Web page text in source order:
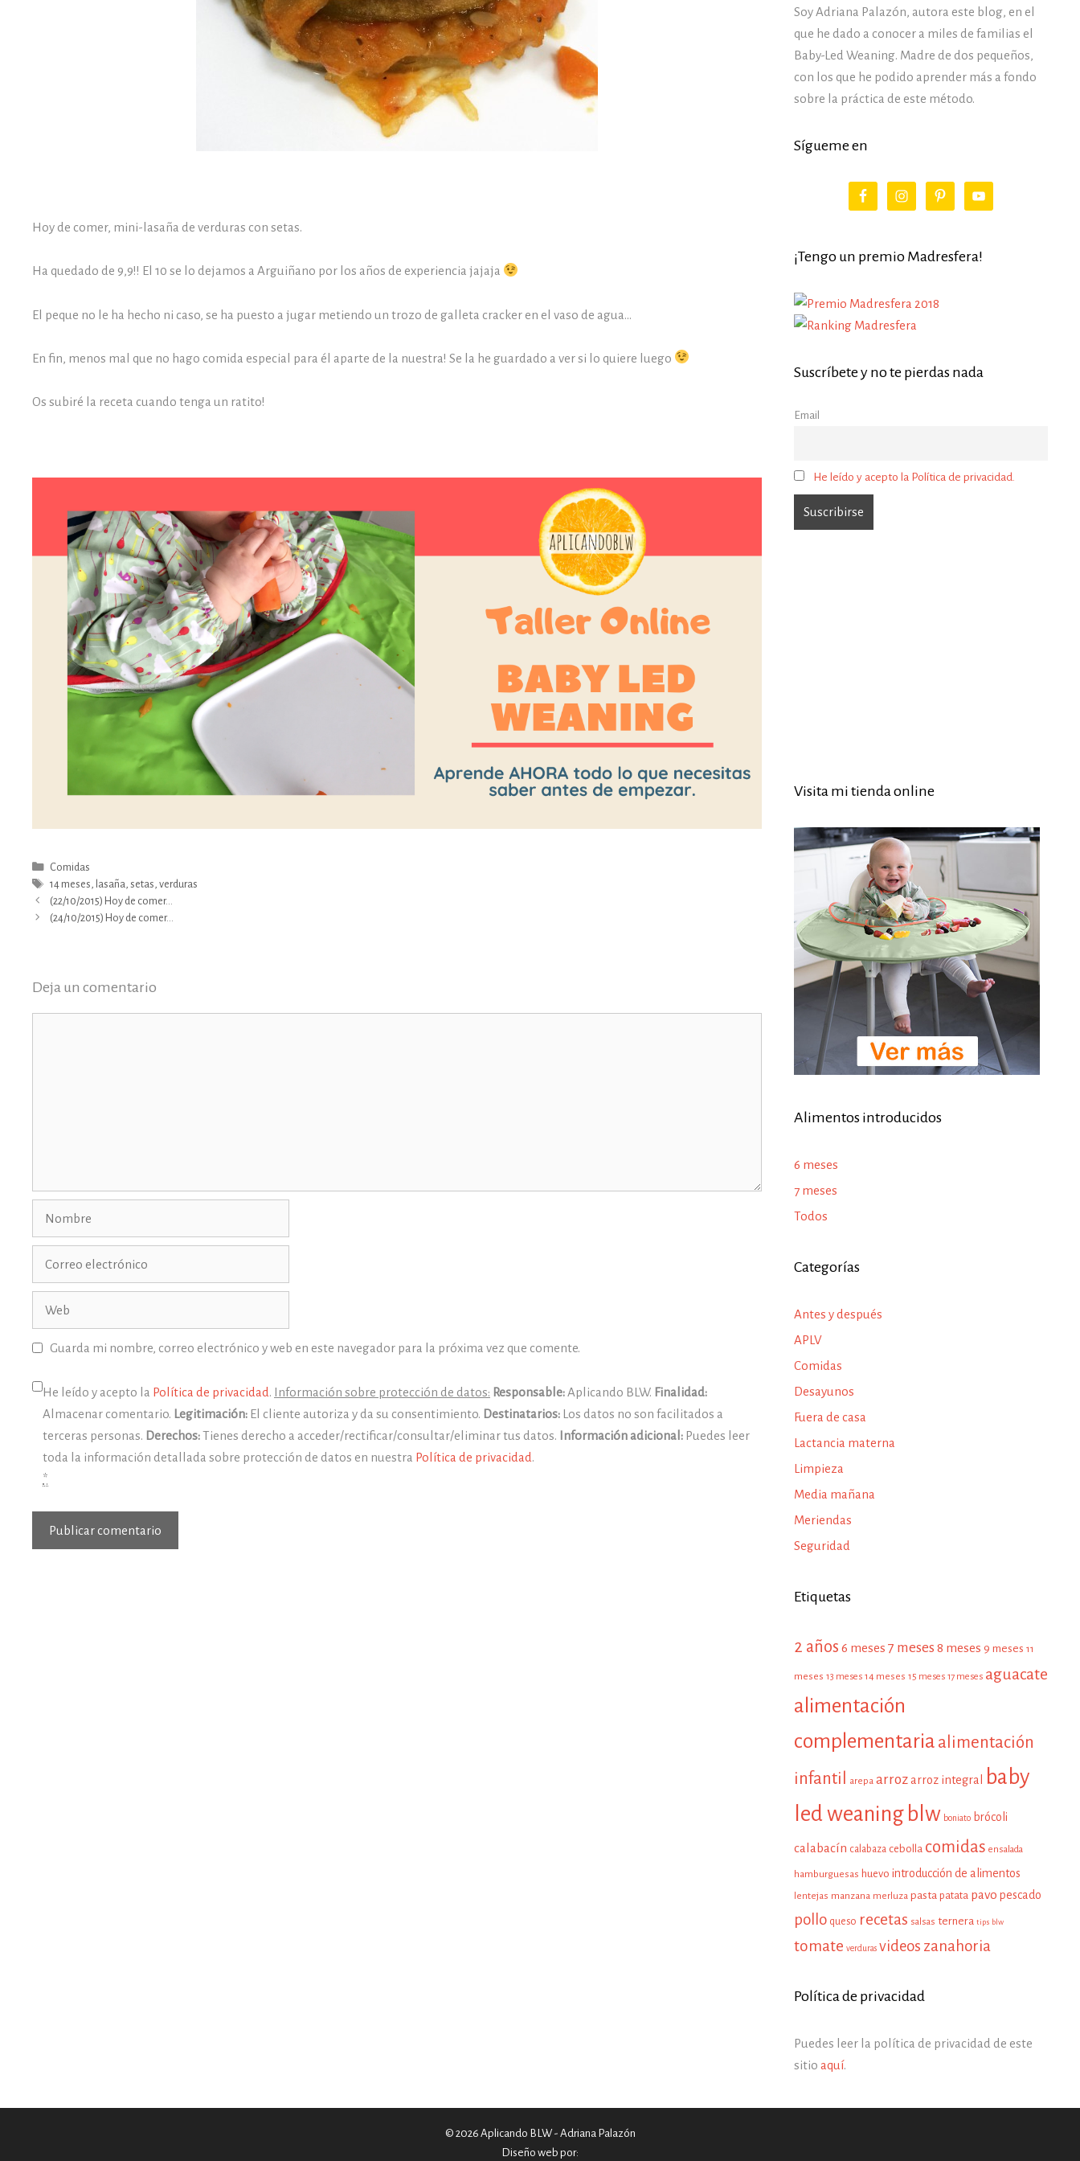
Hoy de comer, mini-lasaña de verduras con setas.
Ha quedado de 9,9!! El 10 se lo dejamos a Arguiñano por los años de experiencia jajaja
El peque no le ha hecho ni caso, se ha puesto a jugar metiendo un trozo de galleta cracker en el vaso de agua…
En fin, menos mal que no hago comida especial para él aparte de la nuestra! Se la he guardado a ver si lo quiere luego
Os subiré la receta cuando tenga un ratito!
Categorías
Comidas
Etiquetas
14 meses, lasaña, setas, verduras
(22/10/2015) Hoy de comer…
(24/10/2015) Hoy de comer…
Deja un comentario
Guarda mi nombre, correo electrónico y web en este navegador para la próxima vez que comente.
He leído y acepto la Política de privacidad . Información sobre protección de datos: Responsable:Aplicando BLW. Finalidad:
Almacenar comentario. Legitimación: El cliente autoriza y da su consentimiento. Destinatarios: Los datos no son facilitados a
terceras personas. Derechos:Tienes derecho a acceder/rectificar/consultar/eliminar tus datos. Información adicional: Puedes leer
toda la información detallada sobre protección de datos en nuestra Política de privacidad .
*
Soy Adriana Palazón, autora este blog, en el
que he dado a conocer a miles de familias el
Baby-Led Weaning. Madre de dos pequeños,
con los que he podido aprender más a fondo
sobre la práctica de este método.
Sígueme en
¡Tengo un premio Madresfera!
Suscríbete y no te pierdas nada
Email
He leído y acepto la Política de privacidad.
Visita mi tienda online
Alimentos introducidos
6 meses
7 meses
Todos
Categorías
Antes y después
APLV
Comidas
Desayunos
Fuera de casa
Lactancia materna
Limpieza
Media mañana
Meriendas
Seguridad
Etiquetas
2 años 6 meses 7 meses 8 meses 9 meses 11
meses 13 meses 14 meses 15 meses 17 meses aguacate
alimentación
complementaria alimentación
infantil
arepa arroz arroz integral
baby
led weaning blw boniato brócoli
calabacín calabaza cebolla comidas ensalada
hamburguesas huevo introducción de alimentos
lentejas manzana merluza pasta patata pavo pescado
pollo queso recetas salsas ternera tips blw
tomate verduras videos zanahoria
Política de privacidad
Puedes leer la política de privacidad de este
sitio aquí.
© 2026 Aplicando BLW - Adriana Palazón
Diseño web por: